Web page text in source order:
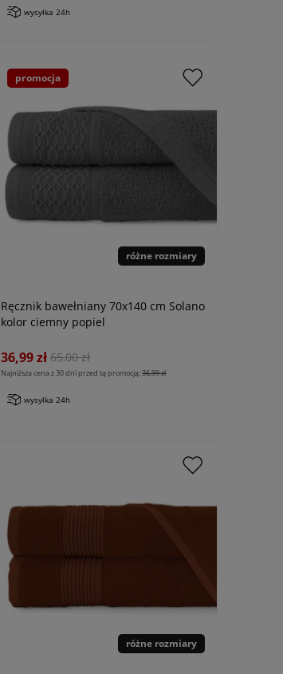
wysyłka 24h
różne rozmiary
Ręcznik bawełniany 70x140 cm Solano
kolor ciemny popiel
36,99 zł 65,00 zł
Najniższa cena z 30 dni przed tą promocją:36,99 zł
wysyłka 24h
promocja
różne rozmiary